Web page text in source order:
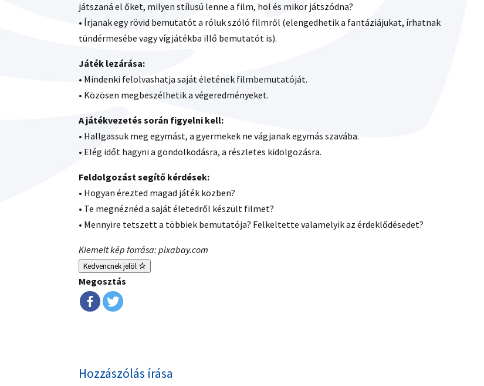
játszaná el őket, milyen stílusú lenne a film, hol és mikor játszódna?
• Írjanak egy rövid bemutatót a róluk szóló filmről (elengedhetik a fantáziájukat, írhatnak
tündérmesébe vagy vígjátékba illő bemutatót is).
Játék lezárása:
• Mindenki felolvashatja saját életének filmbemutatóját.
• Közösen megbeszélhetik a végeredményeket.
A játékvezetés során figyelni kell:
• Hallgassuk meg egymást, a gyermekek ne vágjanak egymás szavába.
• Elég időt hagyni a gondolkodásra, a részletes kidolgozásra.
Feldolgozást segítő kérdések:
• Hogyan érezted magad játék közben?
• Te megnéznéd a saját életedről készült filmet?
• Mennyire tetszett a többiek bemutatója? Felkeltette valamelyik az érdeklődésedet?
Kiemelt kép forrása: pixabay.com
Kedvencnek jelöl
Megosztás
Hozzászólás írása